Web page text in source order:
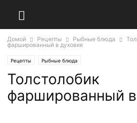
Домой Рецепты Рыбные блюда
фаршированный в духовке
Рецепты Рыбные блюда
Толстолобик
фаршированный в